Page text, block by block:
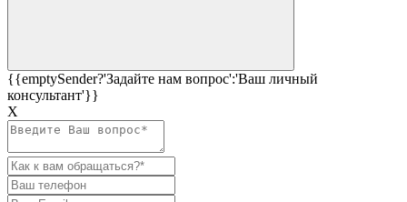
{{emptySender?'Задайте нам вопрос':'Ваш личный
консультант'}}
Х